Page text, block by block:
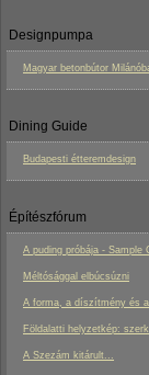
Designpumpa
Magyar betonbútor
Dining Guide
Budapesti étteremdesign
Építészfórum
A puding próbája - Sample
Méltósággal elbúcsúzni
A forma, a díszítmény és
Földalatti helyzetkép:
A Szezám kitárult...